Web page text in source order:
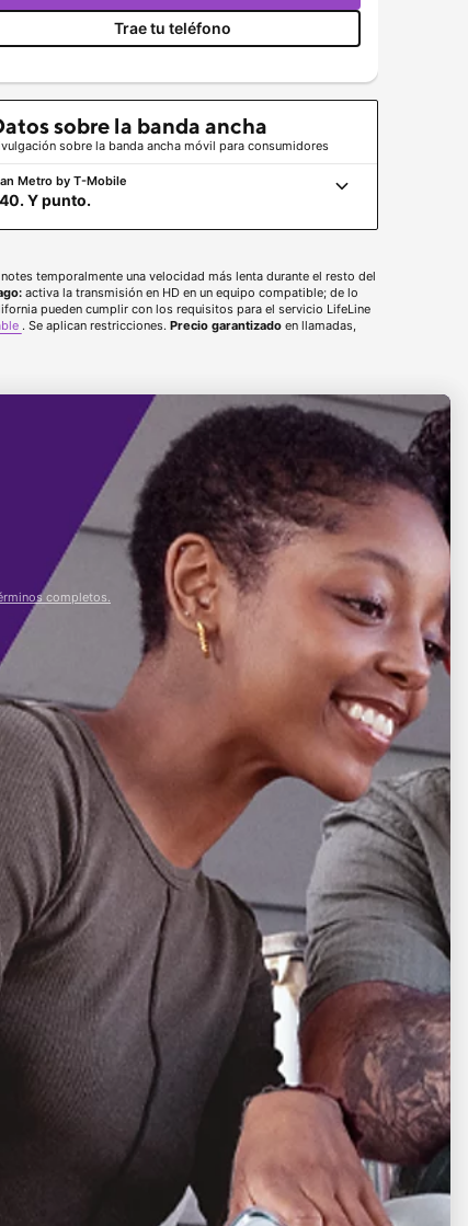
Trae tu teléfono
sobre la banda ancha
sobre la banda ancha móvil para consumidores
Metro by T-Mobile
Y punto.
temporalmente una velocidad más lenta durante el resto del
activa la transmisión en HD en un equipo compatible; de ​​lo
pueden cumplir con los requisitos para el servicio LifeLine
. Se aplican restricciones. Precio garantizadoen llamadas,
completos.